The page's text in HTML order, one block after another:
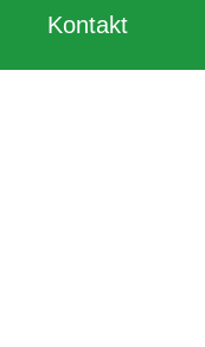
Kontakt